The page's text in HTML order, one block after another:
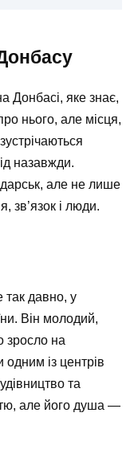
Донбасі, яке знає,
нього, але місця,
назавжди.
але не лише
зв’язок і люди.
так давно, у
Він молодий,
зросло на
із центрів
та
але його душа —